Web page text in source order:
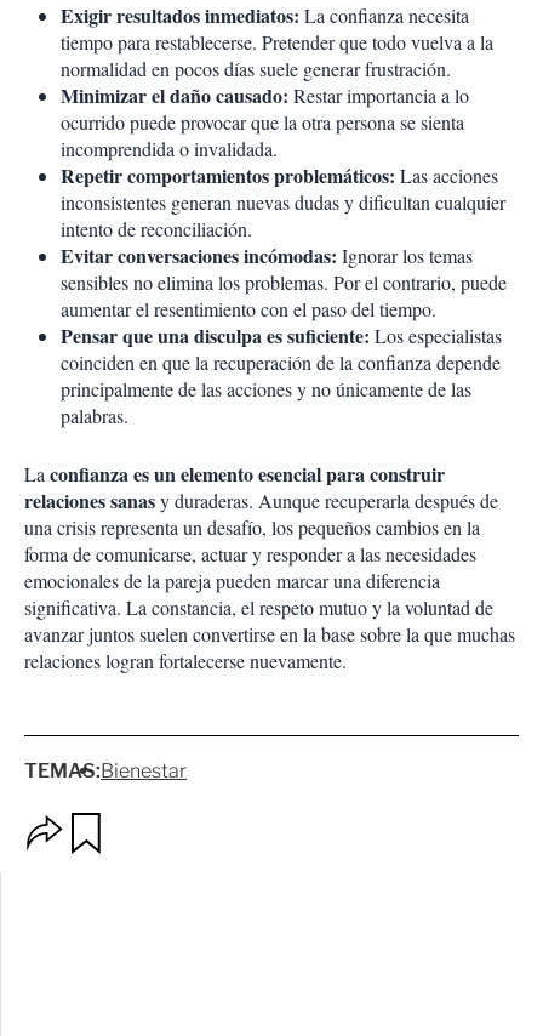
Exigir resultados inmediatos: La confianza necesita
tiempo para restablecerse. Pretender que todo vuelva a la
normalidad en pocos días suele generar frustración.
Minimizar el daño causado: Restar importancia a lo
ocurrido puede provocar que la otra persona se sienta
incomprendida o invalidada.
Repetir comportamientos problemáticos: Las acciones
inconsistentes generan nuevas dudas y dificultan cualquier
intento de reconciliación.
Evitar conversaciones incómodas: Ignorar los temas
sensibles no elimina los problemas. Por el contrario, puede
aumentar el resentimiento con el paso del tiempo.
Pensar que una disculpa es suficiente: Los especialistas
coinciden en que la recuperación de la confianza depende
principalmente de las acciones y no únicamente de las
palabras.
Laconfianza es un elemento esencial para construir
relaciones sanasy duraderas. Aunque recuperarla después de
una crisis representa un desafío, los pequeños cambios en la
forma de comunicarse, actuar y responder a las necesidades
emocionales de la pareja pueden marcar una diferencia
significativa. La constancia, el respeto mutuo y la voluntad de
avanzar juntos suelen convertirse en la base sobre la que muchas
relaciones logran fortalecerse nuevamente.
TEMAS:Bienestar